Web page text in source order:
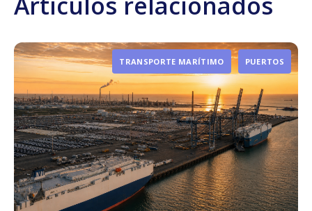
TRANSPORTE MARÍTIMO PUERTOS